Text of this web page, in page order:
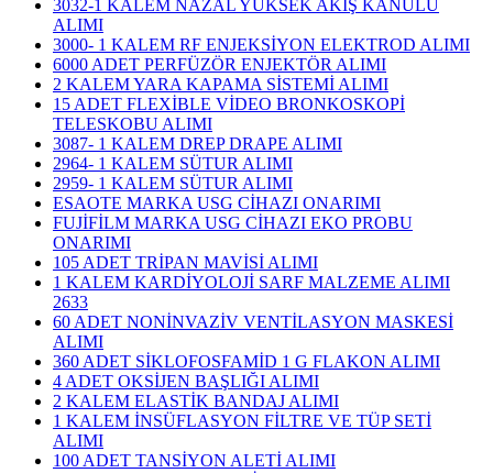
3032-1 KALEM NAZAL YÜKSEK AKIŞ KANÜLÜ
ALIMI
3000- 1 KALEM RF ENJEKSİYON ELEKTROD ALIMI
6000 ADET PERFÜZÖR ENJEKTÖR ALIMI
2 KALEM YARA KAPAMA SİSTEMİ ALIMI
15 ADET FLEXİBLE VİDEO BRONKOSKOPİ
TELESKOBU ALIMI
3087- 1 KALEM DREP DRAPE ALIMI
2964- 1 KALEM SÜTUR ALIMI
2959- 1 KALEM SÜTUR ALIMI
ESAOTE MARKA USG CİHAZI ONARIMI
FUJİFİLM MARKA USG CİHAZI EKO PROBU
ONARIMI
105 ADET TRİPAN MAVİSİ ALIMI
1 KALEM KARDİYOLOJİ SARF MALZEME ALIMI
2633
60 ADET NONİNVAZİV VENTİLASYON MASKESİ
ALIMI
360 ADET SİKLOFOSFAMİD 1 G FLAKON ALIMI
4 ADET OKSİJEN BAŞLIĞI ALIMI
2 KALEM ELASTİK BANDAJ ALIMI
1 KALEM İNSÜFLASYON FİLTRE VE TÜP SETİ
ALIMI
100 ADET TANSİYON ALETİ ALIMI